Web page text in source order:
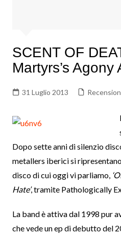
SCENT OF
Martyrs’s Agony
31 Luglio 2013
Dopo sette anni di silenzio
metallers iberici si
disco di cui oggi vi parliamo,
Hate’, tramite Pathologically
La band è attiva dal 1998 pur
che vede un ep di debutto del